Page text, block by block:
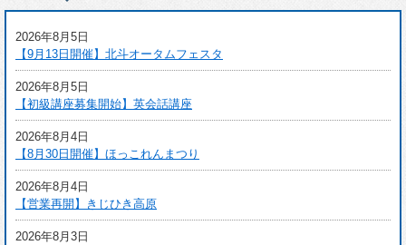
2026年8月5日
【9月13日開催】北斗オータムフェスタ
2026年8月5日
【初級講座募集開始】英会話講座
2026年8月4日
【8月30日開催】ほっこれんまつり
2026年8月4日
【営業再開】きじひき高原
2026年8月3日